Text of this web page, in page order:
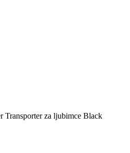
za ljubimce Black